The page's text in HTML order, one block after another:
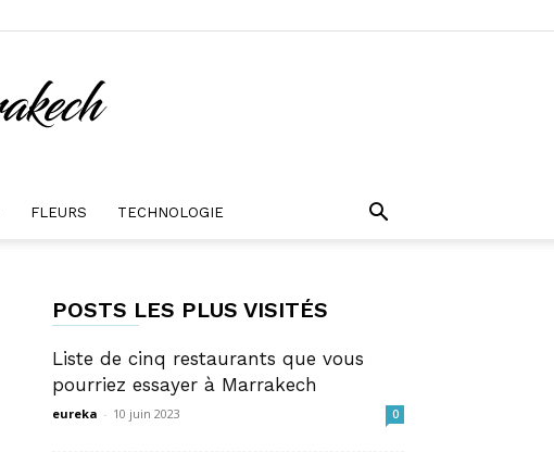
FLEURS TECHNOLOGIE
POSTS LES PLUS VISITÉS
Liste de cinq restaurants que vous
pourriez essayer à Marrakech
eureka - 10 juin 2023 0